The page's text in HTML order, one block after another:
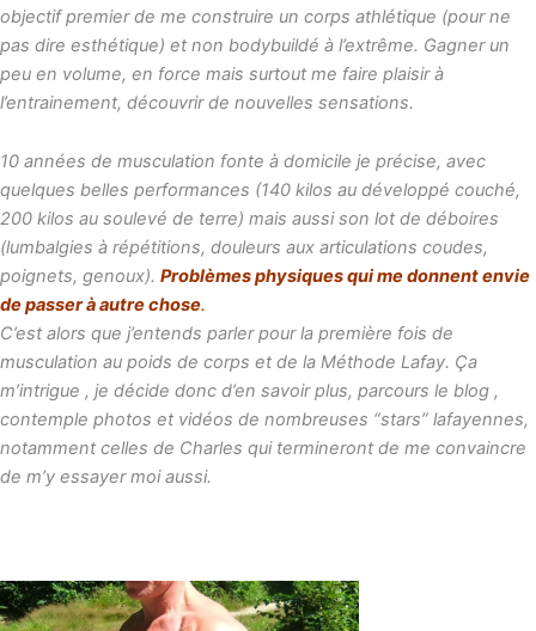
objectif premier de me construire un corps athlétique (pour ne
pas dire esthétique) et non bodybuildé à l’extrême. Gagner un
peu en volume, en force mais surtout me faire plaisir à
l’entrainement, découvrir de nouvelles sensations.
10 années de musculation fonte à domicile je précise, avec
quelques belles performances (140 kilos au développé couché,
200 kilos au soulevé de terre) mais aussi son lot de déboires
(lumbalgies à répétitions, douleurs aux articulations coudes,
poignets, genoux). Problèmes physiques qui me donnent envie
de passer à autre chose.
C’est alors que j’entends parler pour la première fois de
musculation au poids de corps et de la Méthode Lafay. Ça
m’intrigue , je décide donc d’en savoir plus, parcours le blog ,
contemple photos et vidéos de nombreuses “stars” lafayennes,
notamment celles de Charles qui termineront de me convaincre
de m’y essayer moi aussi.